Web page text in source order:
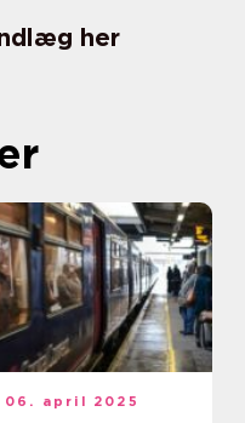
her
06. april 2025